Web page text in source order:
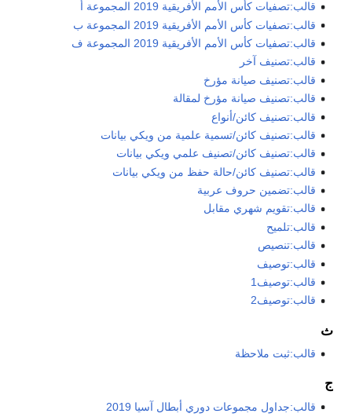
قالب:تصفيات كأس الأمم الأفريقية 2019 المجموعة أ
قالب:تصفيات كأس الأمم الأفريقية 2019 المجموعة ب
قالب:تصفيات كأس الأمم الأفريقية 2019 المجموعة ف
قالب:تصنيف آخر
قالب:تصنيف صيانة مؤرخ
قالب:تصنيف صيانة مؤرخ لمقالة
قالب:تصنيف كائن/أنواع
قالب:تصنيف كائن/تسمية علمية من ويكي بيانات
قالب:تصنيف كائن/تصنيف علمي ويكي بيانات
قالب:تصنيف كائن/حالة حفظ من ويكي بيانات
قالب:تضمين حروف عربية
قالب:تقويم شهري مقابل
قالب:تلميح
قالب:تنصيص
قالب:توصيف
قالب:توصيف1
قالب:توصيف2
ث
قالب:ثبت ملاحظة
ج
قالب:جداول مجموعات دوري أبطال آسيا 2019